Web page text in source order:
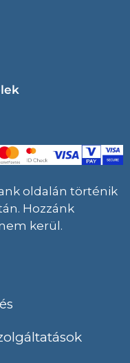
oldalán történik
Hozzánk
kerül.